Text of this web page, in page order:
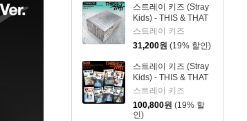
스트레이 키즈 (Stray
Kids) - THIS & THAT
[TRUCK VER.]
스트레이 키즈
31,200원 (19% 할인)
스트레이 키즈 (Stray
Kids) - THIS & THAT
[& VER.][8종 SET]
스트레이 키즈
100,800원 (19% 할
인)